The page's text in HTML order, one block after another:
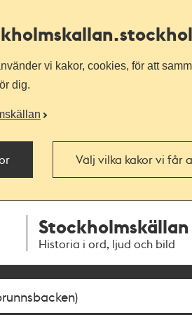
vi kakor, cookies, för att
dig.
Välj vilka kakor vi får
Stockholmskällan
Historia i ord, ljud och bild